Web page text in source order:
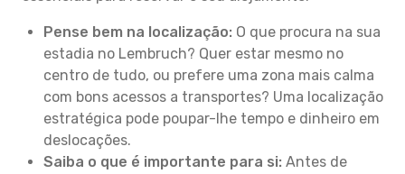
Pense bem na localização: O que procura na sua
estadia no Lembruch? Quer estar mesmo no
centro de tudo, ou prefere uma zona mais calma
com bons acessos a transportes? Uma localização
estratégica pode poupar-lhe tempo e dinheiro em
deslocações.
Saiba o que é importante para si: Antes de